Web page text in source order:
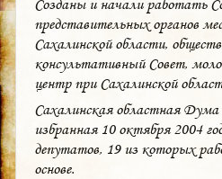
представительных органов
Сахалинской области,
консультативный Совет,
центр при Сахалинской
Сахалинская областная Дума
избранная 10 октября 2004
депутатов, 19 из которых
основе.